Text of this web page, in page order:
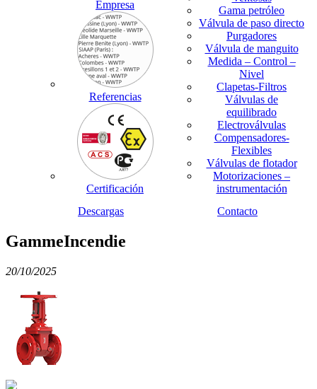
Empresa
Referencias
Certificación
Gama petróleo
Válvula de paso directo
Purgadores
Válvula de manguito
Medida – Control –
Nivel
Clapetas-Filtros
Válvulas de
equilibrado
Electroválvulas
Compensadores-
Flexibles
Válvulas de flotador
Motorizaciones –
instrumentación
Descargas
Contacto
GammeIncendie
20/10/2025